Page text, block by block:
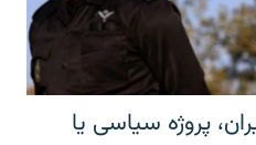
پروژه سیاسی یا